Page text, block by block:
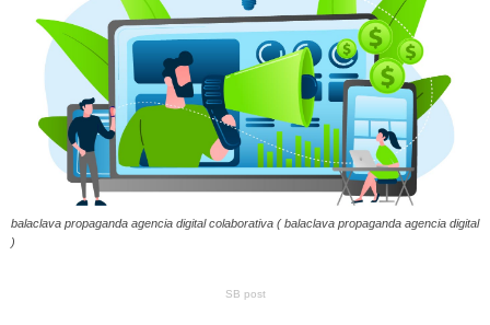
balaclava propaganda agencia digital colaborativa ( balaclava propaganda agencia digital
)
SB post